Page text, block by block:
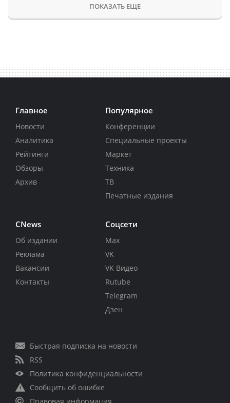
ПОКАЗАТЬ ЕЩЕ
Главное
Новости
Аналитика
Рейтинги
Обзоры
Архив
Популярное
Конференции
Специальные проекты
Маркет
Техника
ТВ
Печатные издания
CNews
Об издании
Реклама
Вакансии
Контакты
Соцсети
Max
VK
VK Видео
Rutube
Telegram
Дзен
Быстрая подписка на новости
RSS
Политика конфиденциальности
Сообщить об ошибке